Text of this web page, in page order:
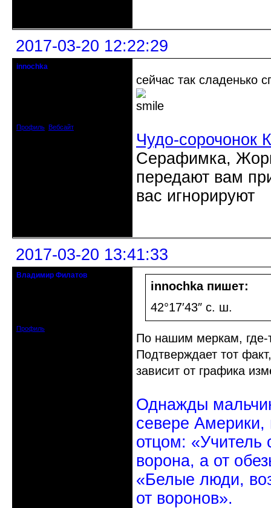
2017-03-20 12:22:29
innochka
Профиль Вебсайт
сейчас так сладенько
Чудо-сорочонок
Серафимка,
передают вам
вас игнорируют
2017-03-20 13:41:33
Владимир Филатов
Профиль
innochka пишет:
42°17′43″ с. ш.
По нашим меркам, где-
Подтверждает тот
зависит от графика
Однажды
севере
отцом: «Учитель
ворона, а от
«Белые люди,
от воронов».